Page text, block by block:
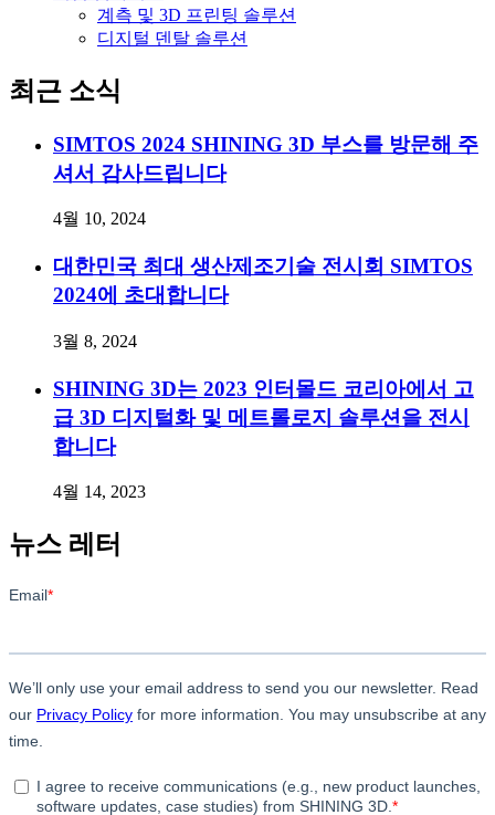
계측 및 3D 프린팅 솔루션
디지털 덴탈 솔루션
최근 소식
SIMTOS 2024 SHINING 3D 부스를 방문해 주
셔서 감사드립니다
4월 10, 2024
대한민국 최대 생산제조기술 전시회 SIMTOS
2024에 초대합니다
3월 8, 2024
SHINING 3D는 2023 인터몰드 코리아에서 고
급 3D 디지털화 및 메트롤로지 솔루션을 전시
합니다
4월 14, 2023
뉴스 레터